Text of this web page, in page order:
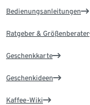
Bedienungsanleitungen
Ratgeber & Größenberater
Geschenkkarte
Geschenkideen
Kaffee-Wiki